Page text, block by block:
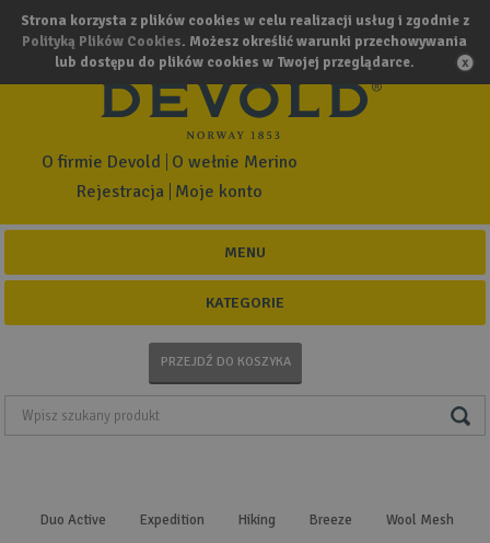
Strona korzysta z plików cookies w celu realizacji usług i zgodnie z
Polityką Plików Cookies. Możesz określić warunki przechowywania
lub dostępu do plików cookies w Twojej przeglądarce.
Rejestracja Moje konto
O firmie Devold O wełnie Merino
MENU
KATEGORIE
PRZEJDŹ DO KOSZYKA
Duo Active Expedition Hiking Breeze
Wool Mesh